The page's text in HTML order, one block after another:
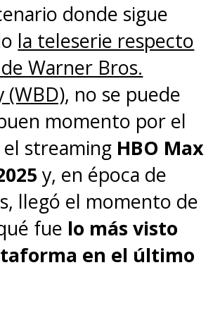
donde sigue
la teleserie respecto
Warner Bros.
(WBD), no se puede
momento por el
streaming HBO Max
y, en época de
llegó el momento de
fue lo más visto
en el último